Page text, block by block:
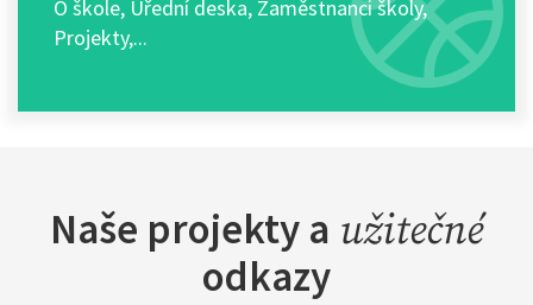
O škole, Úřední deska, Zaměstnanci školy,
Projekty,...
Naše projekty a užitečné
odkazy